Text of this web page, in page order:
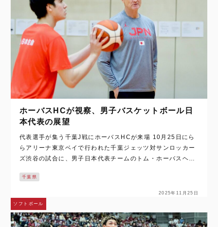
ホーバスHCが視察、男子バスケットボール日
本代表の展望
代表選手が集う千葉J戦にホーバスHCが来場 10月25日にら
らアリーナ東京ベイで行われた千葉ジェッツ対サンロッカー
ズ渋谷の試合に、男子日本代表チームのトム・ホーバスヘッ
応じた。 「この試合（対戦カー…
千葉県
2025年11月25日
ソフトボール